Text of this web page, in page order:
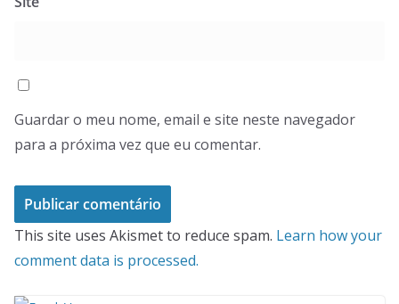
Guardar o meu nome, email e site neste navegador
para a próxima vez que eu comentar.
This site uses Akismet to reduce spam. Learn how your
comment data is processed.